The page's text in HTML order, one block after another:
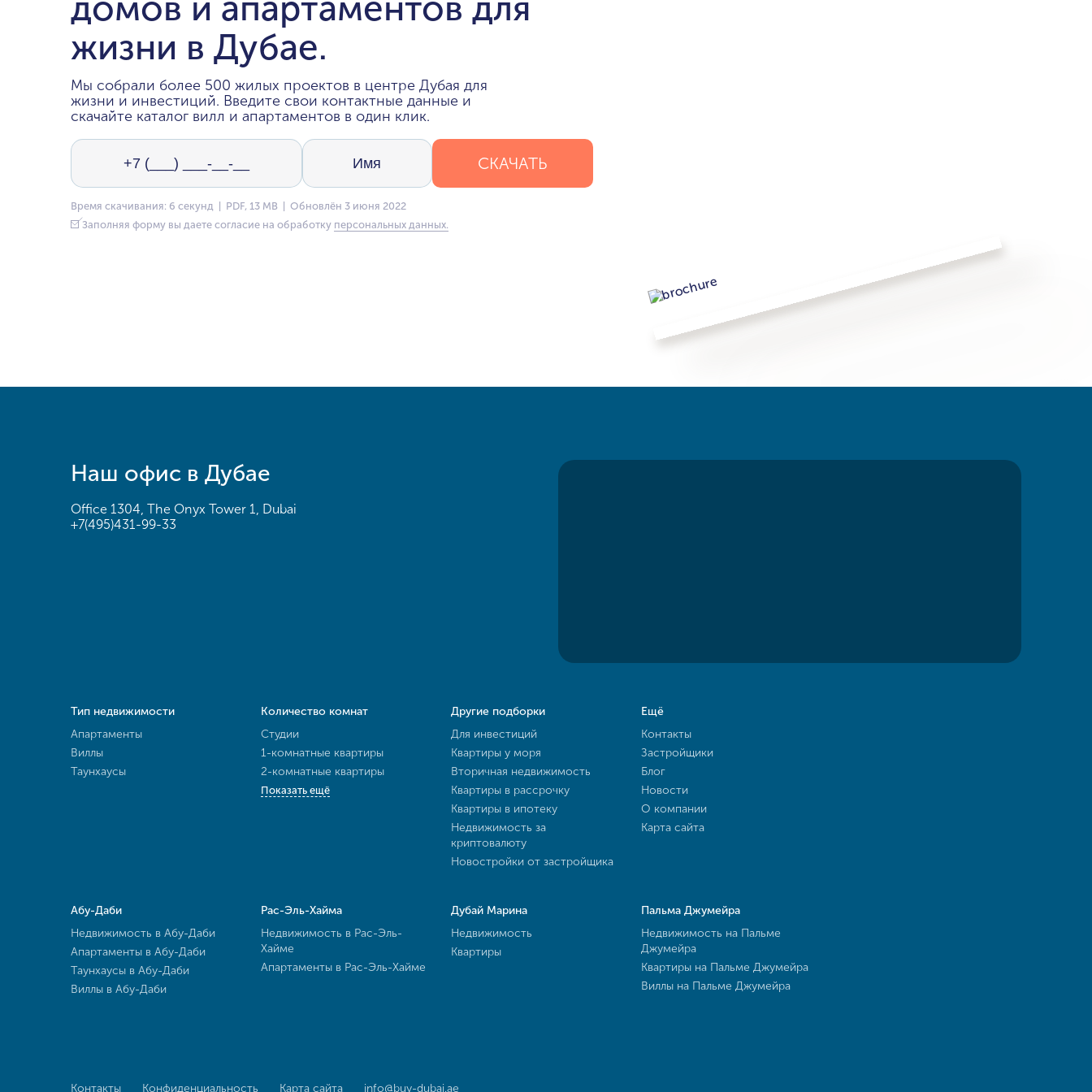
жизни в Дубае.
Мы собрали более 500 жилых проектов в центре Дубая для
жизни и инвестиций. Введите свои контактные данные и
скачайте каталог вилл и апартаментов в один клик.
СКАЧАТЬ
Время скачивания: 6 секунд | PDF, 13 MB | Обновлён 3 июня 2022
Заполняя форму вы даете согласие на обработку персональных данных.
Наш офис в Дубае
Office 1304, The Onyx Tower 1, Dubai
+7(495)431-99-33
Тип недвижимости
Апартаменты
Виллы
Таунхаусы
Количество комнат
Студии
1-комнатные квартиры
2-комнатные квартиры
Показать ещё
Другие подборки
Для инвестиций
Квартиры у моря
Вторичная недвижимость
Квартиры в рассрочку
Квартиры в ипотеку
Недвижимость за
криптовалюту
Новостройки от застройщика
Ещё
Контакты
Застройщики
Блог
Новости
О компании
Карта сайта
Абу-Даби
Недвижимость в Абу-Даби
Апартаменты в Абу-Даби
Таунхаусы в Абу-Даби
Виллы в Абу-Даби
Рас-Эль-Хайма
Недвижимость в Рас-Эль-
Хайме
Апартаменты в Рас-Эль-Хайме
Дубай Марина
Недвижимость
Квартиры
Пальма Джумейра
Недвижимость на Пальме
Джумейра
Квартиры на Пальме Джумейра
Виллы на Пальме Джумейра
Контакты Конфиденциальность Карта сайта info@buy-dubai.ae